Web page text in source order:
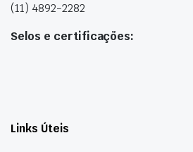
(11) 4892-2282
Selos e certificações:
Links Úteis